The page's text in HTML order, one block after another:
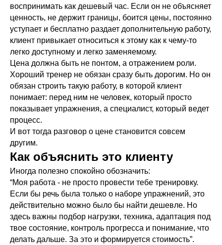
воспринимать как дешевый час. Если он не объясняет
ценность, не держит границы, боится цены, постоянно
уступает и бесплатно раздает дополнительную работу,
клиент привыкает относиться к этому как к чему-то
легко доступному и легко заменяемому.
Цена должна быть не понтом, а отражением роли.
Хороший тренер не обязан сразу быть дорогим. Но он
обязан строить такую работу, в которой клиент
понимает: перед ним не человек, который просто
показывает упражнения, а специалист, который ведет
процесс.
И вот тогда разговор о цене становится совсем
другим.
Как объяснить это клиенту
Иногда полезно спокойно обозначить:
“Моя работа - не просто провести тебе тренировку.
Если бы речь была только о наборе упражнений, это
действительно можно было бы найти дешевле. Но
здесь важны подбор нагрузки, техника, адаптация под
твое состояние, контроль прогресса и понимание, что
делать дальше. За это и формируется стоимость”.
Обучение на фитнес-тренера
Для тех, кто только собирается стать
фитнес-тренером или хочет освежить в
Подробнее о программе →
Архитектура тела
Годовое обучение Дмитрия Горковского по